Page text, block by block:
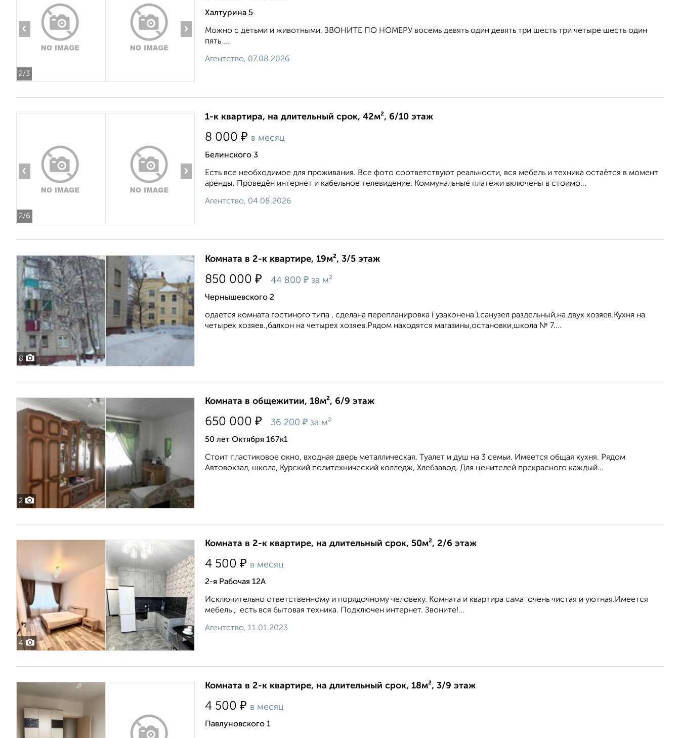
2/3
‹ ›
Халтурина 5
Можно с детьми и животными. ЗВОНИТЕ ПО НОМЕРУ восемь девять один девять три шесть три четыре шесть один
пять ...
Агентство, 07.08.2026
2/6
‹ ›
1-к квартира, на длительный срок, 42м², 6/10 этаж
8 000 ₽ в месяц
Белинского 3
Есть все необходимое для проживания. Все фото соответствуют реальности, вся мебель и техника остаётся в момент
аренды. Проведён интернет и кабельное телевидение. Коммунальные платежи включены в стоимо...
Агентство, 04.08.2026
8
Комната в 2-к квартире, 19м², 3/5 этаж
850 000 ₽ 44 800 ₽ за м²
Чернышевского 2
одается комната гостиного типа , сделана перепланировка ( узаконена ),санузел раздельный,на двух хозяев.Кухня на
четырех хозяев.,балкон на четырех хозяев.Рядом находятся магазины,остановки,школа № 7....
2
Комната в общежитии, 18м², 6/9 этаж
650 000 ₽ 36 200 ₽ за м²
50 лет Октября 167к1
Стоит пластиковое окно, входная дверь металлическая. Туалет и душ на 3 семьи. Имеется общая кухня. Рядом
Автовокзал, школа, Курский политехнический колледж, Хлебзавод. Для ценителей прекрасного каждый...
4
Комната в 2-к квартире, на длительный срок, 50м², 2/6 этаж
4 500 ₽ в месяц
2-я Рабочая 12А
Исключительно ответственному и порядочному человеку. Комната и квартира сама очень чистая и уютная.Имеется
мебель , есть вся бытовая техника. Подключен интернет. Звоните!...
Агентство, 11.01.2023
Комната в 2-к квартире, на длительный срок, 18м², 3/9 этаж
4 500 ₽ в месяц
Павлуновского 1